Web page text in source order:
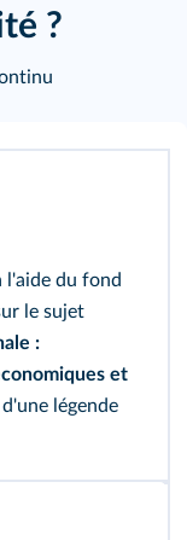
?
l'aide du fond
le sujet
:
et
légende